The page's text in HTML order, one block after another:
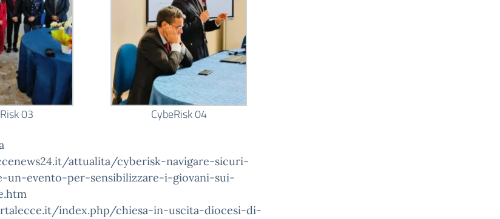
03 CybeRisk 04
attualita/cyberisk-navigare-sicuri-
un-evento-per-sensibilizzare-i-giovani-sui-
index.php/chiesa-in-uscita-diocesi-di-